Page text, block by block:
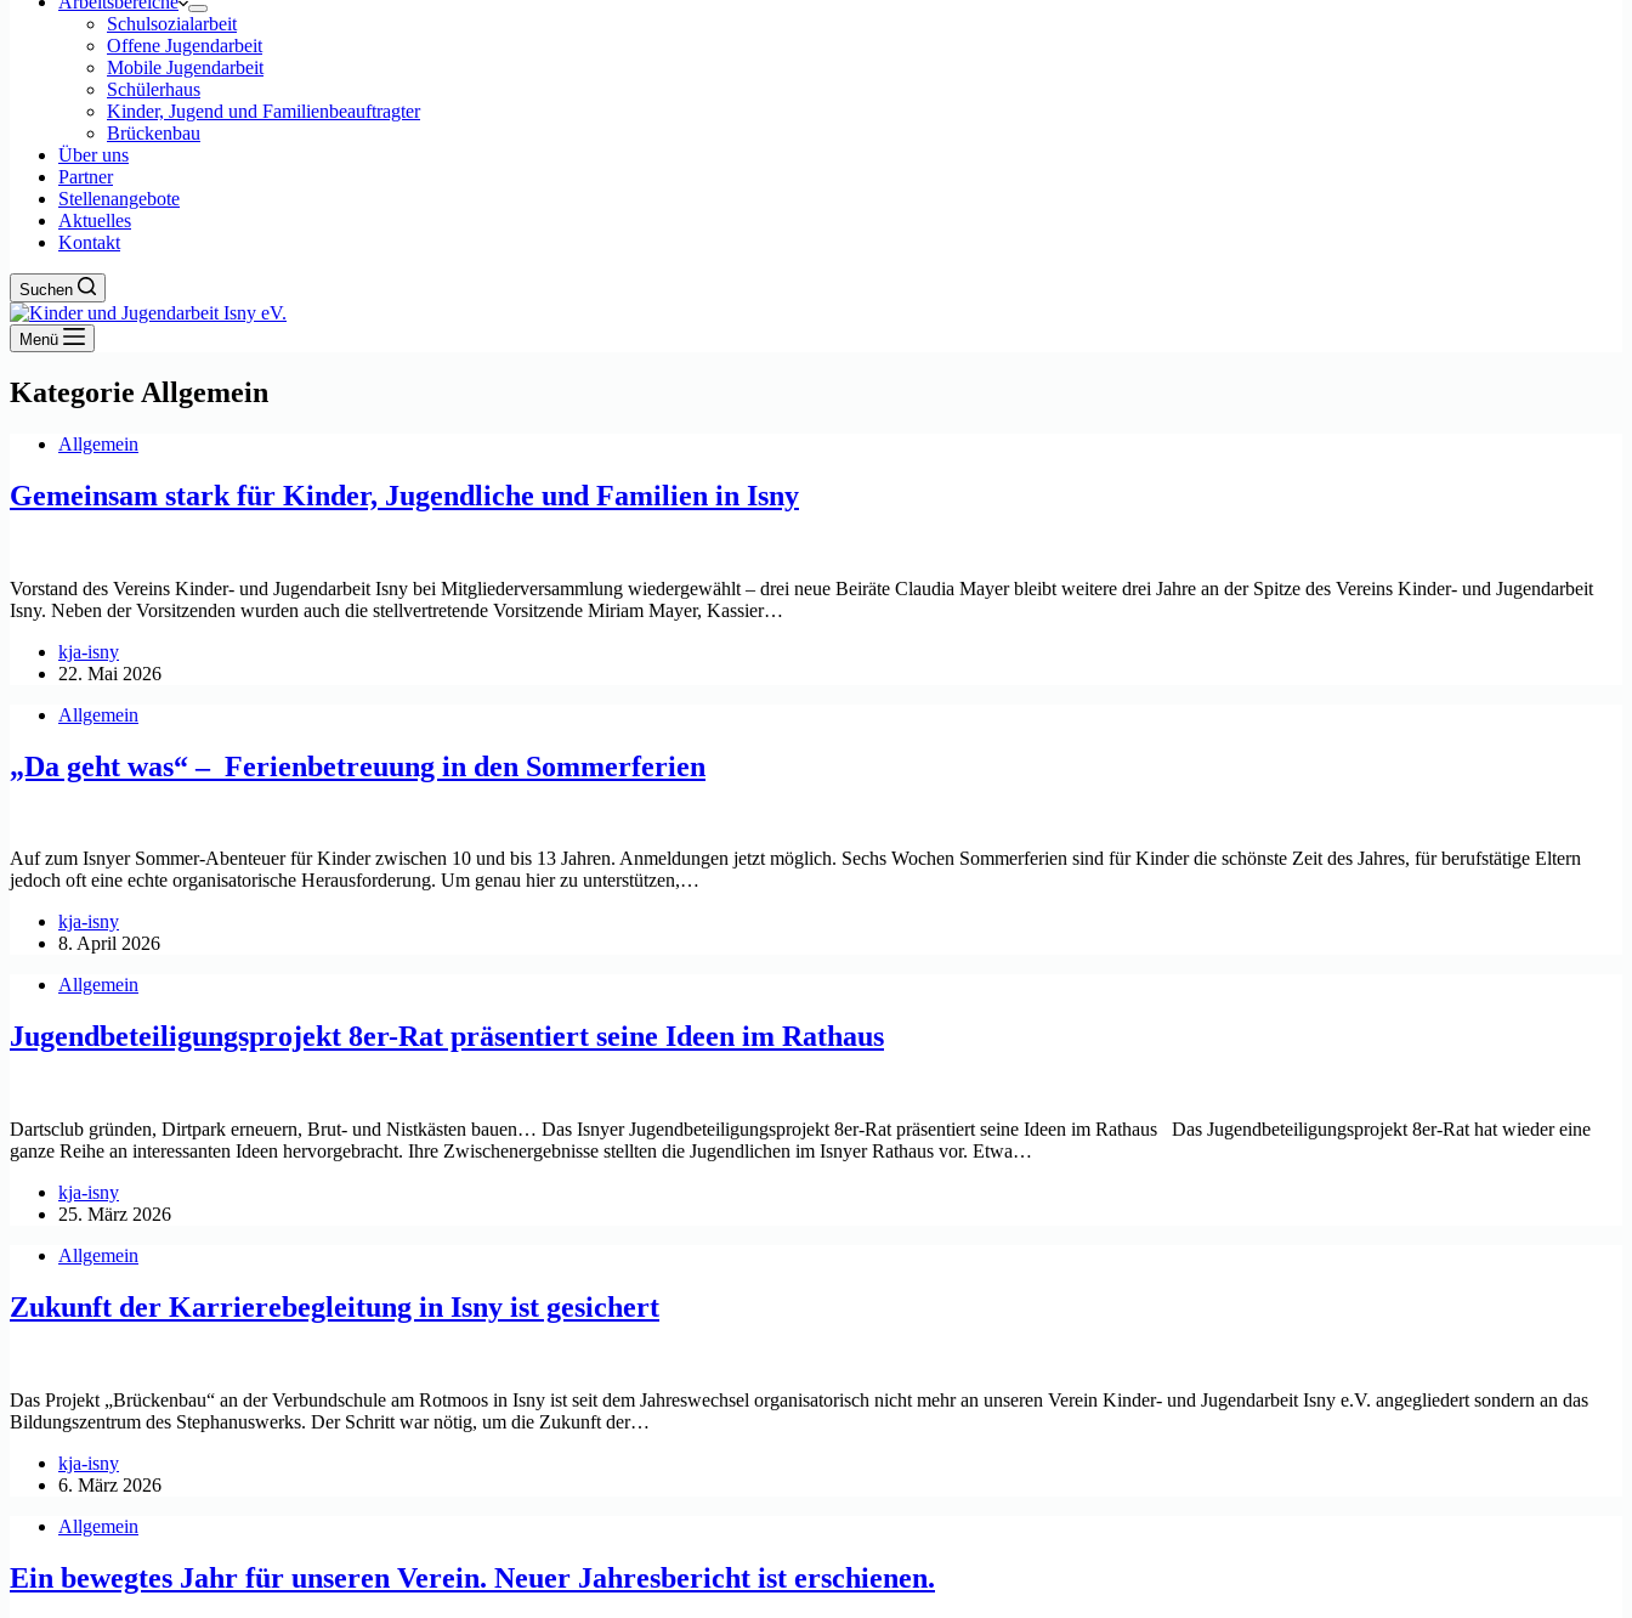
Schulsozialarbeit
Offene Jugendarbeit
Mobile Jugendarbeit
Schülerhaus
Kinder, Jugend und Familienbeauftragter
Brückenbau
Über uns
Partner
Stellenangebote
Aktuelles
Kontakt
Suchen
Menü
Kategorie Allgemein
Allgemein
Gemeinsam stark für Kinder, Jugendliche und Familien in Isny
Vorstand des Vereins Kinder- und Jugendarbeit Isny bei Mitgliederversammlung wiedergewählt – drei neue Beiräte Claudia Mayer bleibt weitere drei Jahre an der Spitze des Vereins Kinder- und Jugendarbeit
Isny. Neben der Vorsitzenden wurden auch die stellvertretende Vorsitzende Miriam Mayer, Kassier…
kja-isny
22. Mai 2026
Allgemein
„Da geht was“ – Ferienbetreuung in den Sommerferien
Auf zum Isnyer Sommer-Abenteuer für Kinder zwischen 10 und bis 13 Jahren. Anmeldungen jetzt möglich. Sechs Wochen Sommerferien sind für Kinder die schönste Zeit des Jahres, für berufstätige Eltern
jedoch oft eine echte organisatorische Herausforderung. Um genau hier zu unterstützen,…
kja-isny
8. April 2026
Allgemein
Jugendbeteiligungsprojekt 8er-Rat präsentiert seine Ideen im Rathaus
Dartsclub gründen, Dirtpark erneuern, Brut- und Nistkästen bauen… Das Isnyer Jugendbeteiligungsprojekt 8er-Rat präsentiert seine Ideen im Rathaus Das Jugendbeteiligungsprojekt 8er-Rat hat wieder eine
ganze Reihe an interessanten Ideen hervorgebracht. Ihre Zwischenergebnisse stellten die Jugendlichen im Isnyer Rathaus vor. Etwa…
kja-isny
25. März 2026
Allgemein
Zukunft der Karrierebegleitung in Isny ist gesichert
Das Projekt „Brückenbau“ an der Verbundschule am Rotmoos in Isny ist seit dem Jahreswechsel organisatorisch nicht mehr an unseren Verein Kinder- und Jugendarbeit Isny e.V. angegliedert sondern an das
Bildungszentrum des Stephanuswerks. Der Schritt war nötig, um die Zukunft der…
kja-isny
6. März 2026
Allgemein
Ein bewegtes Jahr für unseren Verein. Neuer Jahresbericht ist erschienen.